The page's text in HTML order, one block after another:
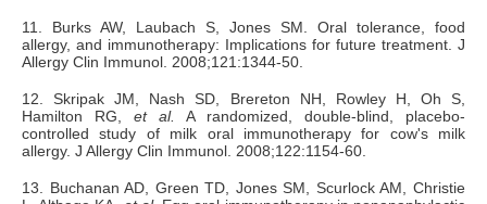
11. Burks AW, Laubach S, Jones SM. Oral tolerance, food
allergy, and immunotherapy: Implications for future treatment. J
Allergy Clin Immunol. 2008;121:1344-50.
12. Skripak JM, Nash SD, Brereton NH, Rowley H, Oh S,
Hamilton RG, et al.
A randomized, double-blind, placebo-
controlled study of milk oral immunotherapy for cow's milk
allergy. J Allergy Clin Immunol. 2008;122:1154-60.
13. Buchanan AD, Green TD, Jones SM, Scurlock AM, Christie